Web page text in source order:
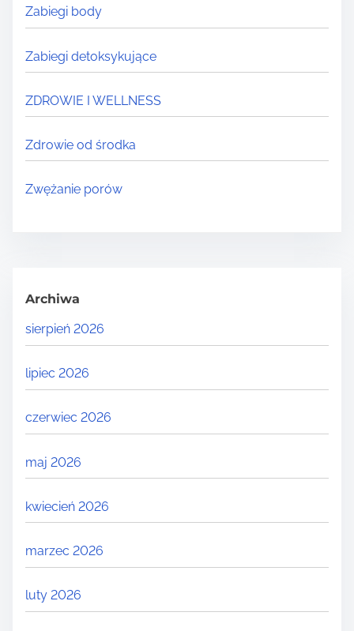
Zabiegi body
Zabiegi detoksykujące
ZDROWIE I WELLNESS
Zdrowie od środka
Zwężanie porów
Archiwa
sierpień 2026
lipiec 2026
czerwiec 2026
maj 2026
kwiecień 2026
marzec 2026
luty 2026